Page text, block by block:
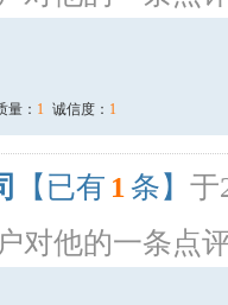
量： 1 诚信度： 1
【已有 1 条】 于
对他的一条点